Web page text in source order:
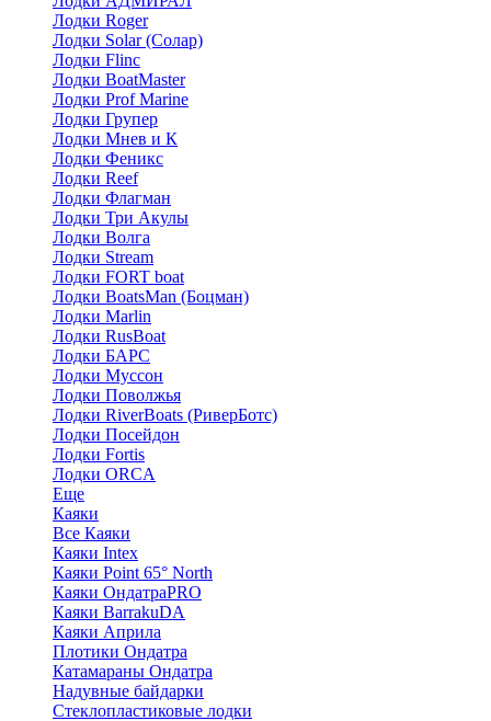
Лодки Roger
Лодки Solar (Солар)
Лодки Flinc
Лодки BoatMaster
Лодки Prof Marine
Лодки Групер
Лодки Мнев и К
Лодки Феникс
Лодки Reef
Лодки Флагман
Лодки Три Акулы
Лодки Волга
Лодки Stream
Лодки FORT boat
Лодки BoatsMan (Боцман)
Лодки Marlin
Лодки RusBoat
Лодки БАРС
Лодки Муссон
Лодки Поволжья
Лодки RiverBoats (РиверБотс)
Лодки Посейдон
Лодки Fortis
Лодки ORCA
Еще
Каяки
Все Каяки
Каяки Intex
Каяки Point 65° North
Каяки ОндатраPRO
Каяки BarrakuDA
Каяки Априла
Плотики Ондатра
Катамараны Ондатра
Надувные байдарки
Стеклопластиковые лодки